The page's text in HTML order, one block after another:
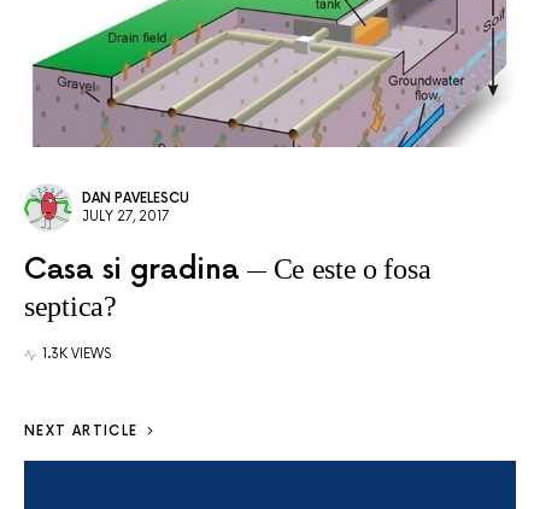
DAN PAVELESCU
JULY 27, 2017
Casa si gradina
Ce este o fosa
septica?
1.3K VIEWS
NEXT ARTICLE